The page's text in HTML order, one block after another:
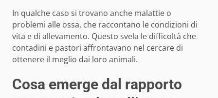
In qualche caso si trovano anche malattie o
problemi alle ossa, che raccontano le condizioni di
vita e di allevamento. Questo svela le difficoltà che
contadini e pastori affrontavano nel cercare di
ottenere il meglio dai loro animali.
Cosa emerge dal rapporto